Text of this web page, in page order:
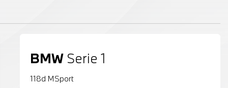
BMW Serie 1
118d MSport